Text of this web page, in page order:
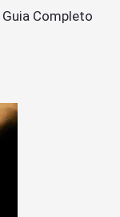
Completo